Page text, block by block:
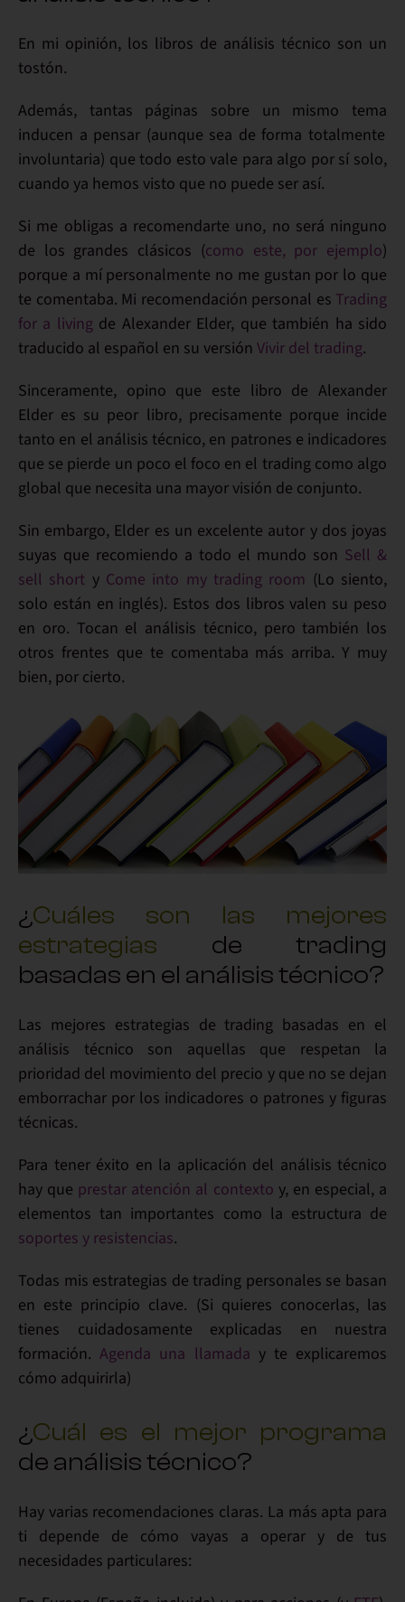
En mi opinión, los libros de análisis técnico son un
tostón.
Además, tantas páginas sobre un mismo tema
inducen a pensar (aunque sea de forma totalmente
involuntaria) que todo esto vale para algo por sí solo,
cuando ya hemos visto que no puede ser así.
Si me obligas a recomendarte uno, no será ninguno
de los grandes clásicos (como este, por ejemplo)
porque a mí personalmente no me gustan por lo que
te comentaba. Mi recomendación personal es Trading
for a livingde Alexander Elder, que también ha sido
traducido al español en su versión Vivir del trading.
Sinceramente, opino que este libro de Alexander
Elder es su peor libro, precisamente porque incide
tanto en el análisis técnico, en patrones e indicadores
que se pierde un poco el foco en el trading como algo
global que necesita una mayorvisión de conjunto.
Sin embargo, Elder es un excelente autor y dos joyas
suyas que recomiendo a todo el mundo son Sell &
sell short y Come into my trading room (Lo siento,
solo están en inglés). Estos dos libros valen su peso
en oro. Tocan el análisis técnico, pero también los
otros frentes que te comentaba más arriba. Y muy
bien, por cierto.
¿Cuáles son las mejores
estrategias de trading
basadas en el análisis técnico?
Las mejores estrategias de trading basadas en el
análisis técnico son aquellas que respetan la
prioridad del movimiento del precio y que no se dejan
emborrachar por los indicadores o patrones y figuras
técnicas.
Para tener éxito en la aplicación del análisis técnico
hay que prestar atención al contexto y, en especial, a
elementos tan importantes como la estructura de
soportes y resistencias.
Todas mis estrategias de trading personales se basan
en este principio clave. (Si quieres conocerlas, las
tienes cuidadosamente explicadas en nuestra
formación.Agenda una llamada y te explicaremos
cómo adquirirla)
¿Cuál es el mejor programa
de análisis técnico?
Hay varias recomendaciones claras. La más apta para
ti depende de cómo vayas a operar y de tus
necesidades particulares: